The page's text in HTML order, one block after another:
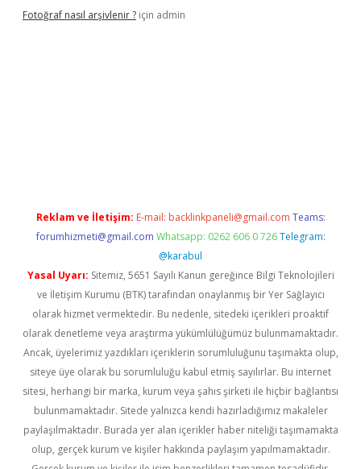
Fotoğraf nasıl arşivlenir ? için admin
Reklam ve İletişim: E-mail: backlinkpaneli@gmail.com Teams:
forumhizmeti@gmail.com Whatsapp: 0262 606 0 726 Telegram:
@karabul
Yasal Uyarı: Sitemiz, 5651 Sayılı Kanun gereğince Bilgi Teknolojileri
ve İletişim Kurumu (BTK) tarafından onaylanmış bir Yer Sağlayıcı
olarak hizmet vermektedir. Bu nedenle, sitedeki içerikleri proaktif
olarak denetleme veya araştırma yükümlülüğümüz bulunmamaktadır.
Ancak, üyelerimiz yazdıkları içeriklerin sorumluluğunu taşımakta olup,
siteye üye olarak bu sorumluluğu kabul etmiş sayılırlar. Bu internet
sitesi, herhangi bir marka, kurum veya şahıs şirketi ile hiçbir bağlantısı
bulunmamaktadır. Sitede yalnızca kendi hazırladığımız makaleler
paylaşılmaktadır. Burada yer alan içerikler haber niteliği taşımamakta
olup, gerçek kurum ve kişiler hakkında paylaşım yapılmamaktadır.